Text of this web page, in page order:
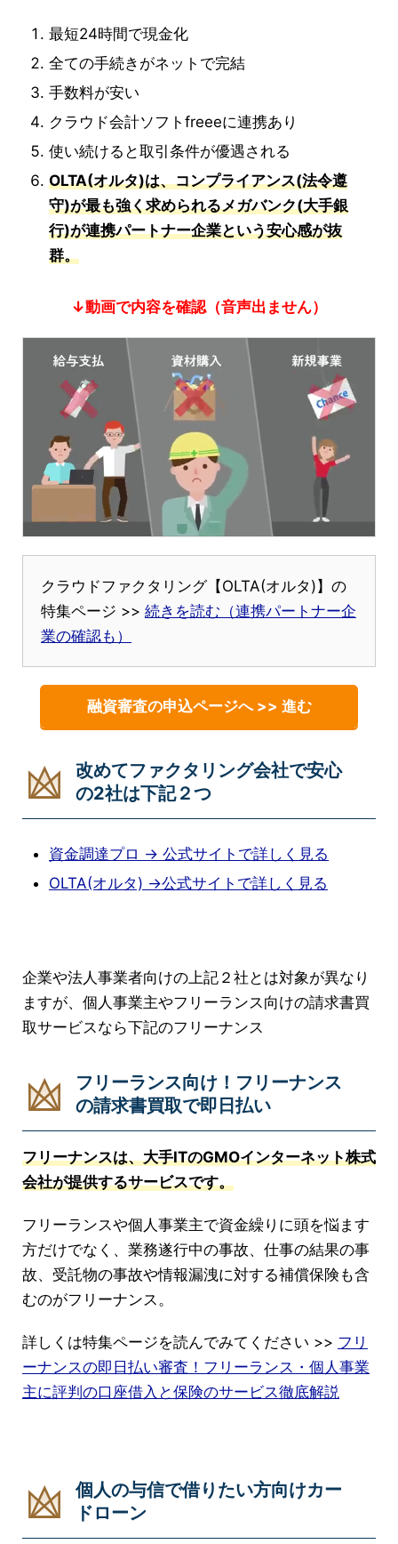
最短24時間で現金化
全ての手続きがネットで完結
手数料が安い
クラウド会計ソフトfreeeに連携あり
使い続けると取引条件が優遇される
OLTA(オルタ)は、コンプライアンス(法令遵
守)が最も強く求められるメガバンク(大手銀
行)が連携パートナー企業という安心感が抜
群。
↓動画で内容を確認（音声出ません）
クラウドファクタリング【OLTA(オルタ)】の
特集ページ >> 続きを読む（連携パートナー企
業の確認も）
融資審査の申込ページへ >> 進む
改めてファクタリング会社で安心
の2社は下記２つ
資金調達プロ → 公式サイトで詳しく見る
OLTA(オルタ) →公式サイトで詳しく見る
企業や法人事業者向けの上記２社とは対象が異なり
ますが、個人事業主やフリーランス向けの請求書買
取サービスなら下記のフリーナンス
フリーランス向け！フリーナンス
の請求書買取で即日払い
フリーナンスは、大手ITのGMOインターネット株式
会社が提供するサービスです。
フリーランスや個人事業主で資金繰りに頭を悩ます
方だけでなく、業務遂行中の事故、仕事の結果の事
故、受託物の事故や情報漏洩に対する補償保険も含
むのがフリーナンス。
詳しくは特集ページを読んでみてください >> フリ
ーナンスの即日払い審査！フリーランス・個人事業
主に評判の口座借入と保険のサービス徹底解説
個人の与信で借りたい方向けカー
ドローン